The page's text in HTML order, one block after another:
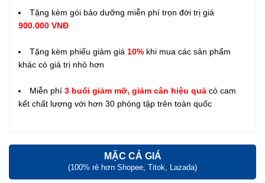
Tặng kèm gói bảo dưỡng miễn phí trọn đời trị giá
900.000 VNĐ
Tặng kèm phiếu giảm giá 10% khi mua các sản phẩm
khác có giá trị nhỏ hơn
Miễn phí 3 buổi giảm mỡ, giảm cân hiệu quả có cam
kết chất lượng với hơn 30 phòng tập trên toàn quốc
MẶC CẢ GIÁ
(100% rẻ hơn Shopee, Titok, Lazada)